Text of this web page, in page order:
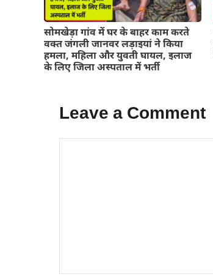
सोमखेड़ा गांव में घर के बाहर काम करते
वक्त जंगली जानवर लड़ाइयां ने किया
हमला, महिला और युवती घायल, इलाज
के लिए जिला अस्पताल में भर्ती
Leave a Comment